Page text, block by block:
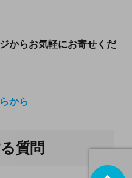
からお気軽にお寄せくだ
から
質問